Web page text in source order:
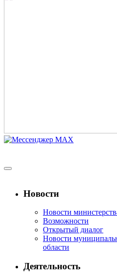
Новости
Новости
Возможности
Открытый диалог
Новости
области
Деятельность